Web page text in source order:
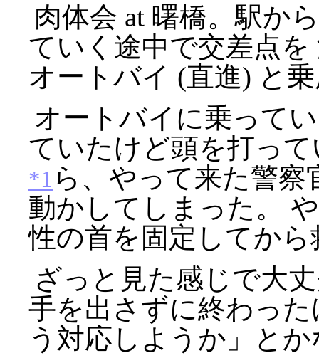
肉体会 at 曙橋。駅か
ていく途中で交差点
オートバイ (直進) と
オートバイに乗って
ていたけど頭を打っ
*1 ら、やって来た警
動かしてしまった。
性の首を固定してか
ざっと見た感じで大
手を出さずに終わっ
う対応しようか」と